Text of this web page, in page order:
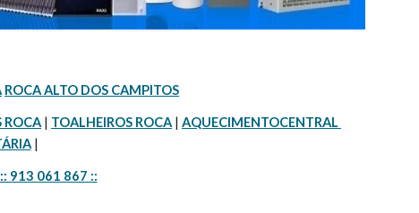
ROCA ALTO DOS CAMPITOS
ROCA | TOALHEIROS ROCA | AQUECIMENTOCENTRAL
|
913 061 867 ::